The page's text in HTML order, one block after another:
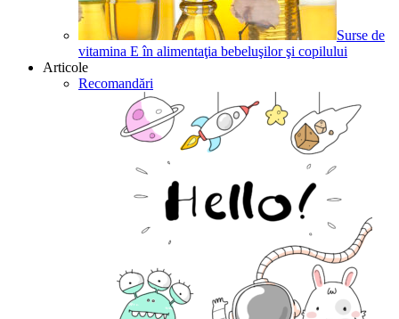
Surse de
vitamina E în alimentaţia bebeluşilor şi copilului
Articole
Recomandări